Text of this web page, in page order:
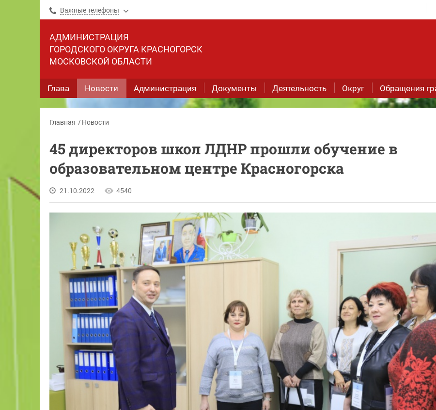
Важные телефоны
АДМИНИСТРАЦИЯ
ГОРОДСКОГО ОКРУГА КРАСНОГОРСК
МОСКОВСКОЙ ОБЛАСТИ
Глава Новости Администрация Документы Деятельность Округ Обращения
Главная Новости
45 директоров школ ЛДНР прошли обучение в
образовательном центре Красногорска
21.10.2022 4540